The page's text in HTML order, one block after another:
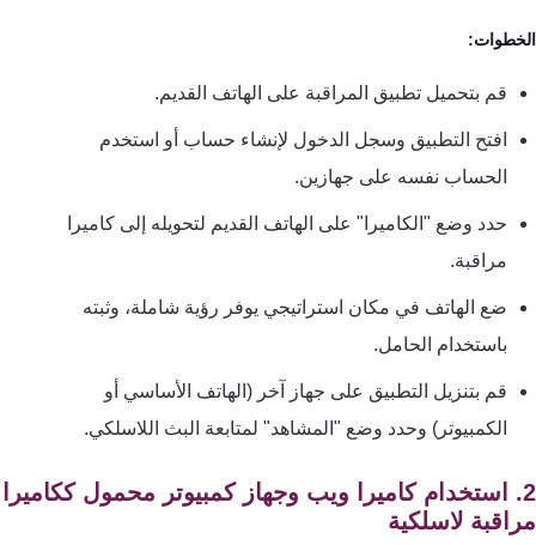
قم بتحميل تطبيق المراقبة على الهاتف القديم.
افتح التطبيق وسجل الدخول لإنشاء حساب أو استخدم
الحساب نفسه على جهازين.
حدد وضع "الكاميرا" على الهاتف القديم لتحويله إلى كاميرا
مراقبة.
ضع الهاتف في مكان استراتيجي يوفر رؤية شاملة، وثبته
باستخدام الحامل.
قم بتنزيل التطبيق على جهاز آخر (الهاتف الأساسي أو
الكمبيوتر) وحدد وضع "المشاهد" لمتابعة البث اللاسلكي.
2. استخدام كاميرا ويب وجهاز كمبيوتر محمول ككاميرا
لاسلكية
السرقة
أنظمة
إنذار
الحريق
أكسيس
كنترول